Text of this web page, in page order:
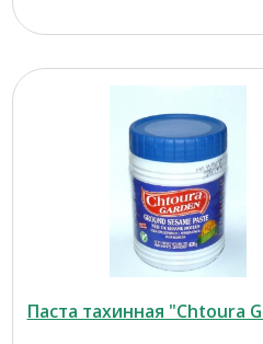
Паста тахинная "Chtoura